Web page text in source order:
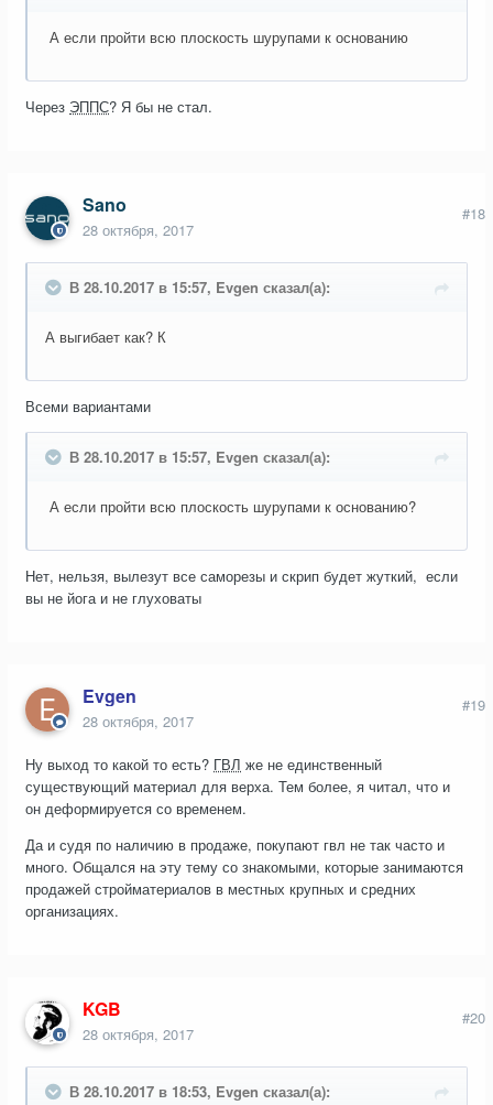
А если пройти всю плоскость шурупами к основанию
Через ЭППС? Я бы не стал.
Sano
28 октября, 2017
#18
В 28.10.2017 в 15:57, Evgen сказал(а):
А выгибает как? К
Всеми вариантами
В 28.10.2017 в 15:57, Evgen сказал(а):
А если пройти всю плоскость шурупами к основанию?
Нет, нельзя, вылезут все саморезы и скрип будет жуткий, если
вы не йога и не глуховаты
Evgen
28 октября, 2017
#19
Ну выход то какой то есть? ГВЛ же не единственный
существующий материал для верха. Тем более, я читал, что и
он деформируется со временем.
Да и судя по наличию в продаже, покупают гвл не так часто и
много. Общался на эту тему со знакомыми, которые занимаются
продажей стройматериалов в местных крупных и средних
организациях.
KGB
28 октября, 2017
#20
В 28.10.2017 в 18:53, Evgen сказал(а):